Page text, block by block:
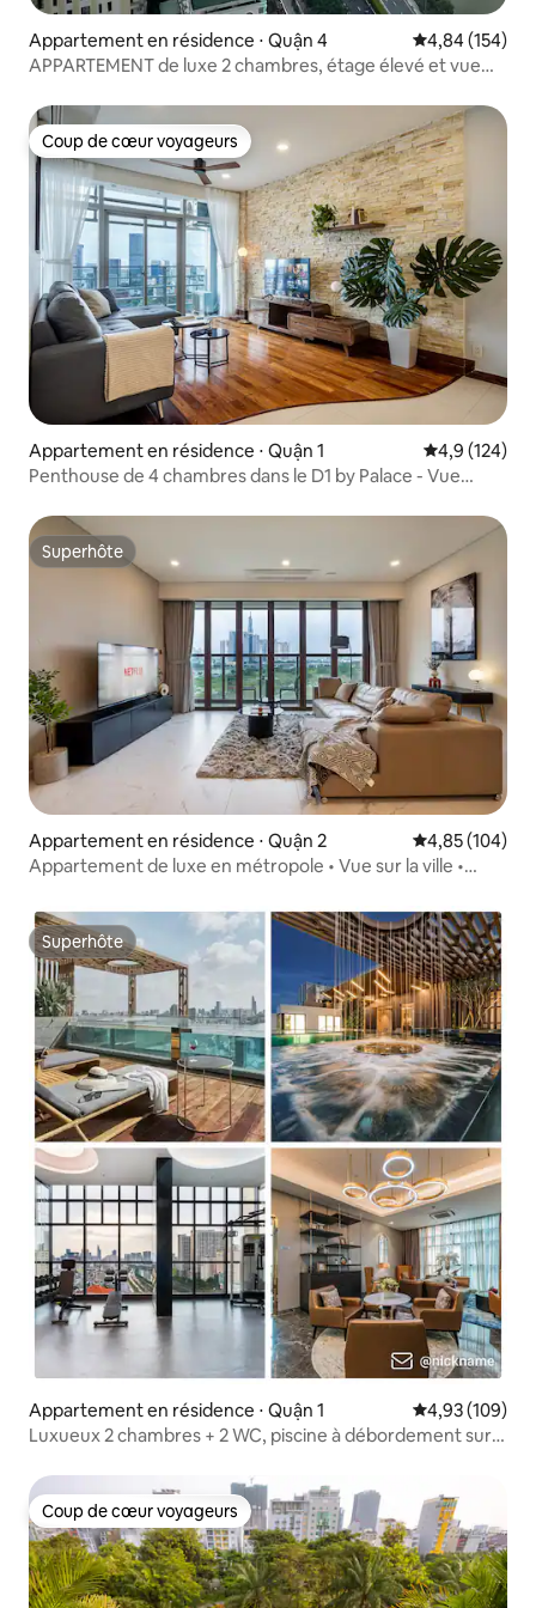
Appartement en résidence ⋅ Quận 4 Évaluation
4,84 (154)
APPARTEMENT de luxe 2 chambres, étage élevé et vue
Coup de cœur voyageurs
Coup de cœur voyageurs
Appartement en résidence ⋅ Quận 1 Évaluation
4,9 (124)
Penthouse de 4 chambres dans le D1 by Palace - Vue
Superhôte
Superhôte
Appartement en résidence ⋅ Quận 2 Évaluation
4,85 (104)
Appartement de luxe en métropole • Vue sur la ville •
Superhôte
Superhôte
Appartement en résidence ⋅ Quận 1 Évaluation
4,93 (109)
Luxueux 2 chambres + 2 WC, piscine à débordement sur
Coup de cœur voyageurs
Coup de cœur voyageurs